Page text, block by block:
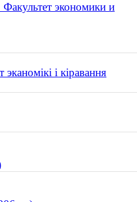
Факультет экономики и
і кіравання